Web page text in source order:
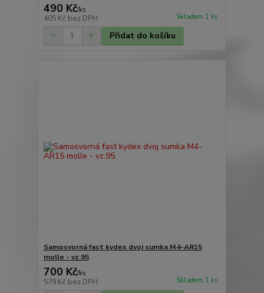
490 Kč/ks
405 Kč bez DPH Skladem 1 ks
Přidat do košíku
Samosvorná fast kydex dvoj sumka M4-AR15
molle - vz.95
700 Kč/ks
579 Kč bez DPH Skladem 1 ks